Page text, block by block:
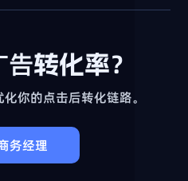
转化率？
你的点击后转化链路。
务经理